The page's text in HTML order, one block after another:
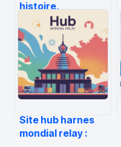
histoire,
signification et
usages
graphiques
Site hub harnes
mondial relay :